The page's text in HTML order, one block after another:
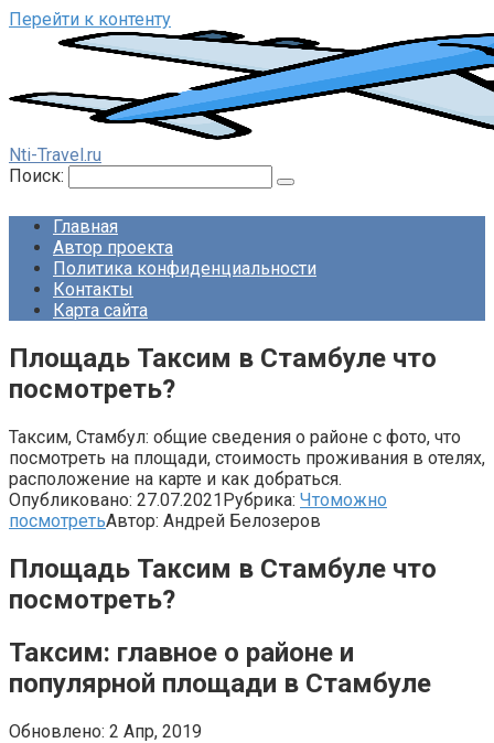
Перейти к контенту
Nti-Travel.ru
Поиск:
Главная
Автор проекта
Политика конфиденциальности
Контакты
Карта сайта
Площадь Таксим в Стамбуле что
посмотреть?
Таксим, Стамбул: общие сведения о районе с фото, что
посмотреть на площади, стоимость проживания в отелях,
расположение на карте и как добраться.
Опубликовано: 27.07.2021Рубрика: Чтоможно
посмотретьАвтор: Андрей Белозеров
Площадь Таксим в Стамбуле что
посмотреть?
Таксим: главное о районе и
популярной площади в Стамбуле
Обновлено: 2 Апр, 2019